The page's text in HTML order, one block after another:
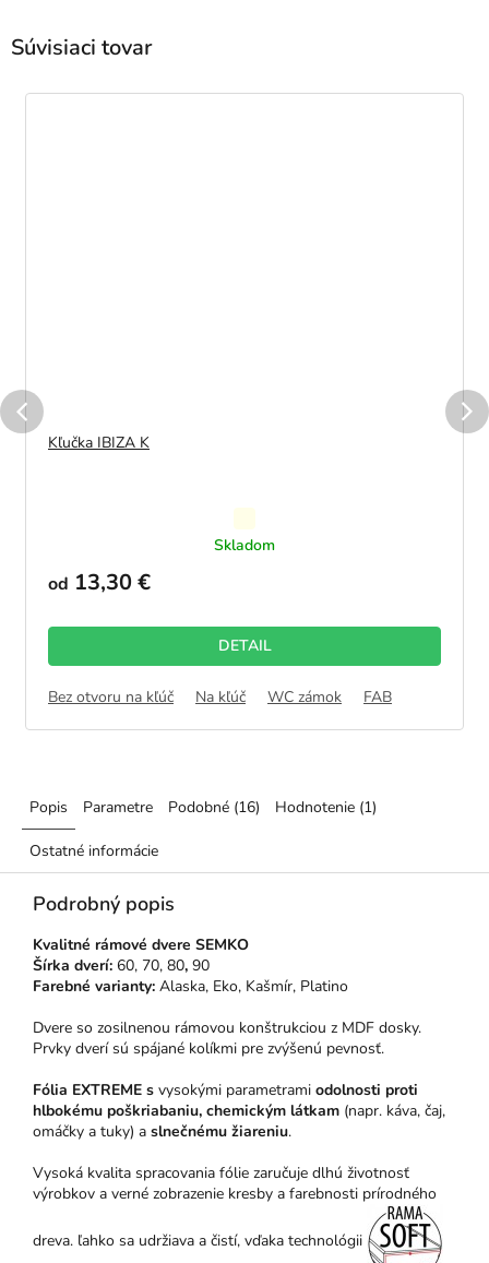
Súvisiaci tovar
Kľučka IBIZA K
hodnotenie
z
5
hviezdičiek.
Skladom
od 13,30 €
DETAIL
Bez otvoru na kľúč Na kľúč WC zámok FAB
Popis Parametre Podobné (16) Hodnotenie (1)
Ostatné informácie
Podrobný popis
Kvalitné rámové dvere SEMKO
Šírka dverí: 60, 70, 80, 90
Farebné varianty: Alaska, Eko, Kašmír, Platino
Dvere so zosilnenou rámovou konštrukciou z MDF dosky.
Prvky dverí sú spájané kolíkmi pre zvýšenú pevnosť.
Fólia EXTREME s vysokými parametrami odolnosti proti
hlbokému poškriabaniu, chemickým látkam (napr. káva, čaj,
omáčky a tuky) a slnečnému žiareniu.
Vysoká kvalita spracovania fólie zaručuje dlhú životnosť
výrobkov a verné zobrazenie kresby a farebnosti prírodného
dreva. ľahko sa udržiava a čistí, vďaka technológii